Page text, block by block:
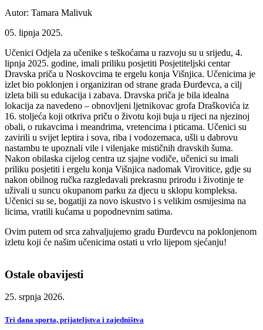
Autor: Tamara Malivuk
05. lipnja 2025.
Učenici Odjela za učenike s teškoćama u razvoju su u srijedu, 4.
lipnja 2025. godine, imali priliku posjetiti Posjetiteljski centar
Dravska priča u Noskovcima te ergelu konja Višnjica. Učenicima je
izlet bio poklonjen i organiziran od strane grada Đurđevca, a cilj
izleta bili su edukacija i zabava. Dravska priča je bila idealna
lokacija za navedeno – obnovljeni ljetnikovac grofa Draškovića iz
16. stoljeća koji otkriva priču o životu koji buja u rijeci na njezinoj
obali, o rukavcima i meandrima, vretencima i pticama. Učenici su
zavirili u svijet leptira i sova, riba i vodozemaca, ušli u dabrovu
nastambu te upoznali vile i vilenjake mističnih dravskih šuma.
Nakon obilaska cijelog centra uz sjajne vodiče, učenici su imali
priliku posjetiti i ergelu konja Višnjica nadomak Virovitice, gdje su
nakon obilnog ručka razgledavali prekrasnu prirodu i životinje te
uživali u suncu okupanom parku za djecu u sklopu kompleksa.
Učenici su se, bogatiji za novo iskustvo i s velikim osmijesima na
licima, vratili kućama u popodnevnim satima.
Ovim putem od srca zahvaljujemo gradu Đurđevcu na poklonjenom
izletu koji će našim učenicima ostati u vrlo lijepom sjećanju!
Ostale obavijesti
25. srpnja 2026.
Tri dana sporta, prijateljstva i zajedništva